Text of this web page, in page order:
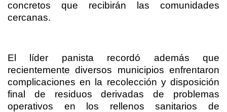
concretos que recibirán las comunidades
cercanas.
El líder panista recordó además que
recientemente diversos municipios enfrentaron
complicaciones en la recolección y disposición
final de residuos derivadas de problemas
operativos en los rellenos sanitarios de